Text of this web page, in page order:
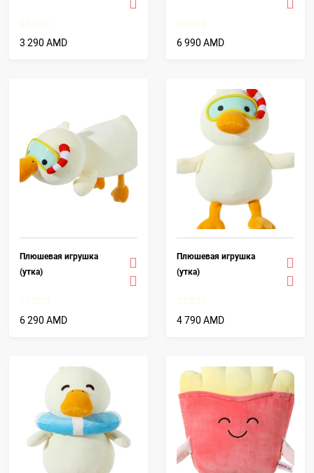
3 290 AMD 6 990 AMD
Плюшевая игрушка
(утка)
6 290 AMD
Плюшевая игрушка
(утка)
4 790 AMD